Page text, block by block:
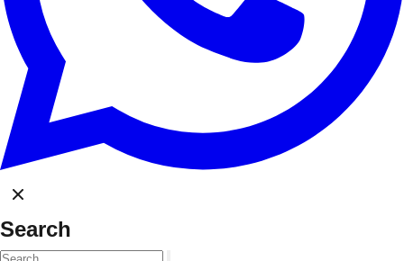
Search